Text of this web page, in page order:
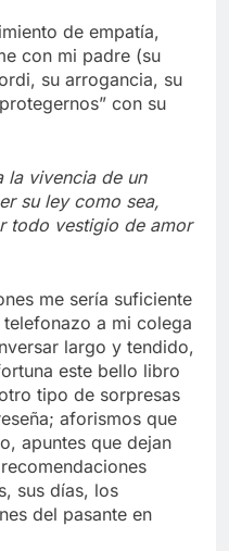
de empatía,
con mi padre (su
su arrogancia, su
con su
la vivencia de un
su ley como sea,
todo vestigio de amor
me sería suficiente
a mi colega
largo y tendido,
este bello libro
tipo de sorpresas
aforismos que
apuntes que dejan
sus días, los
del pasante en